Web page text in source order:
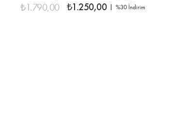
₺1.250,00
₺1.790,00 %30 İndirim